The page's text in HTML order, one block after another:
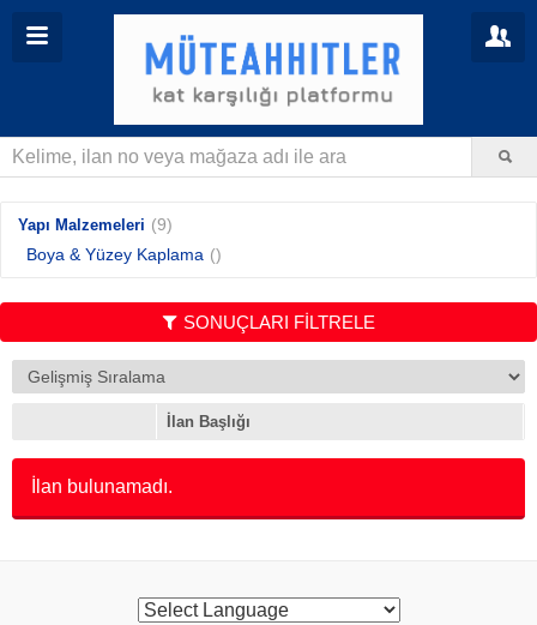
Yapı Malzemeleri (9)
Boya & Yüzey Kaplama ()
SONUÇLARI FİLTRELE
İlan Başlığı
İlan bulunamadı.